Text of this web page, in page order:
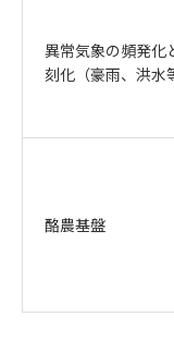
異常気象の頻発化
刻化（豪雨、洪水
酪農基盤